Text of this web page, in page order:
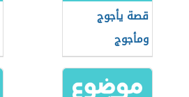
قصة يأجوج
ومأجوج